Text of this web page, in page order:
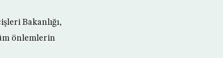
Bakanlığı,
önlemlerin